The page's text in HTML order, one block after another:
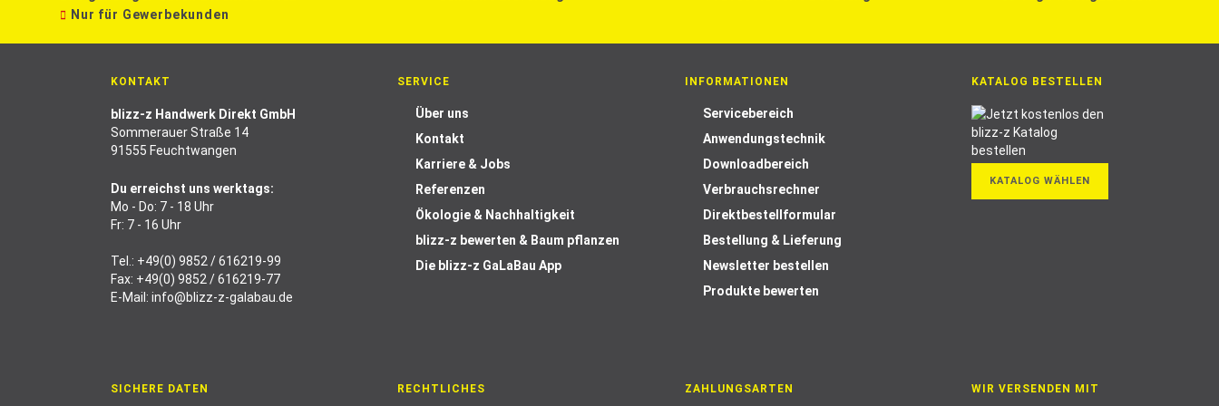
Nur für Gewerbekunden
KONTAKT
blizz-z Handwerk Direkt GmbH
Sommerauer Straße 14
91555 Feuchtwangen
Du erreichst uns werktags:
Mo - Do: 7 - 18 Uhr
Fr: 7 - 16 Uhr
Tel.: +49(0) 9852 / 616219-99
Fax: +49(0) 9852 / 616219-77
E-Mail: info@blizz-z-galabau.de
SERVICE
Über uns
Kontakt
Karriere & Jobs
Referenzen
Ökologie & Nachhaltigkeit
blizz-z bewerten & Baum pflanzen
Die blizz-z GaLaBau App
INFORMATIONEN
Servicebereich
Anwendungstechnik
Downloadbereich
Verbrauchsrechner
Direktbestellformular
Bestellung & Lieferung
Newsletter bestellen
Produkte bewerten
KATALOG BESTELLEN
KATALOG WÄHLEN
SICHERE DATEN RECHTLICHES ZAHLUNGSARTEN WIR VERSENDEN MIT